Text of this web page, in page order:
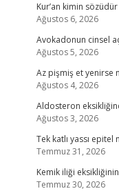
Kur’an kimin sözüdür
Ağustos 6, 2026
Avokadonun cinsel
Ağustos 5, 2026
Az pişmiş et yenirse
Ağustos 4, 2026
Aldosteron
Ağustos 3, 2026
Tek katlı yassı epitel
Temmuz 31, 2026
Kemik iliği
Temmuz 30, 2026